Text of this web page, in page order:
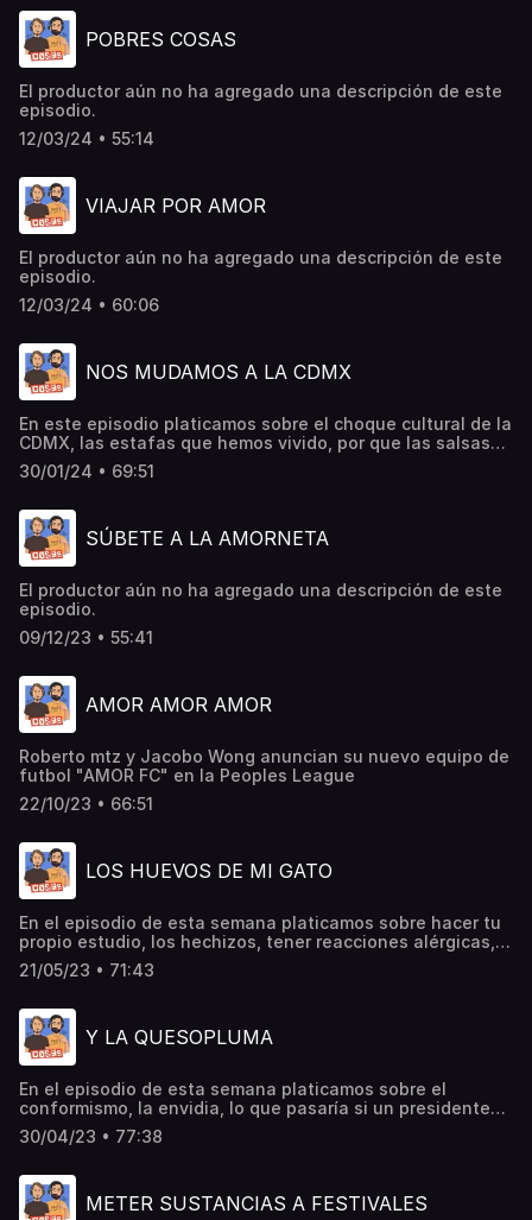
POBRES COSAS
El productor aún no ha agregado una descripción de este
episodio.
12/03/24 • 55:14
VIAJAR POR AMOR
El productor aún no ha agregado una descripción de este
episodio.
12/03/24 • 60:06
NOS MUDAMOS A LA CDMX
En este episodio platicamos sobre el choque cultural de la
CDMX, las estafas que hemos vivido, por que las salsas
ya no pican, regalar una beca por cada gol de amor fc,
30/01/24 • 69:51
SÚBETE A LA AMORNETA
El productor aún no ha agregado una descripción de este
episodio.
09/12/23 • 55:41
AMOR AMOR AMOR
Roberto mtz y Jacobo Wong anuncian su nuevo equipo de
futbol "AMOR FC" en la Peoples League
22/10/23 • 66:51
LOS HUEVOS DE MI GATO
En el episodio de esta semana platicamos sobre hacer tu
propio estudio, los hechizos, tener reacciones alérgicas,
esterilizar a un gato, la corrupción y la piratería, comprar
la verificación de twitter, los sismos en cdmx, la
21/05/23 • 71:43
Y LA QUESOPLUMA
En el episodio de esta semana platicamos sobre el
conformismo, la envidia, lo que pasaría si un presidente
se muere, el avión presidencial, manejar un avión, el
trabajo mas noble, cdmx, peso pluma, los corridos
chismes, la piña al revés y muchas cosas más…
30/04/23 • 77:38
METER SUSTANCIAS A FESTIVALES